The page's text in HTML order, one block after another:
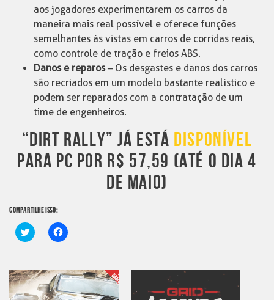
aos jogadores experimentarem os carros da
maneira mais real possível e oferece funções
semelhantes às vistas em carros de corridas reais,
como controle de tração e freios ABS.
Danos e reparos– Os desgastes e danos dos carros
são recriados em um modelo bastante realístico e
podem ser reparados com a contratação de um
time de engenheiros.
“DIRT RALLY” JÁ ESTÁ DISPONÍVEL
PARA PC POR R$ 57,59 (ATÉ O DIA 4
DE MAIO)
COMPARTILHE ISSO:
Clique
para
em
nova
janela)
Clique
para
em
nova